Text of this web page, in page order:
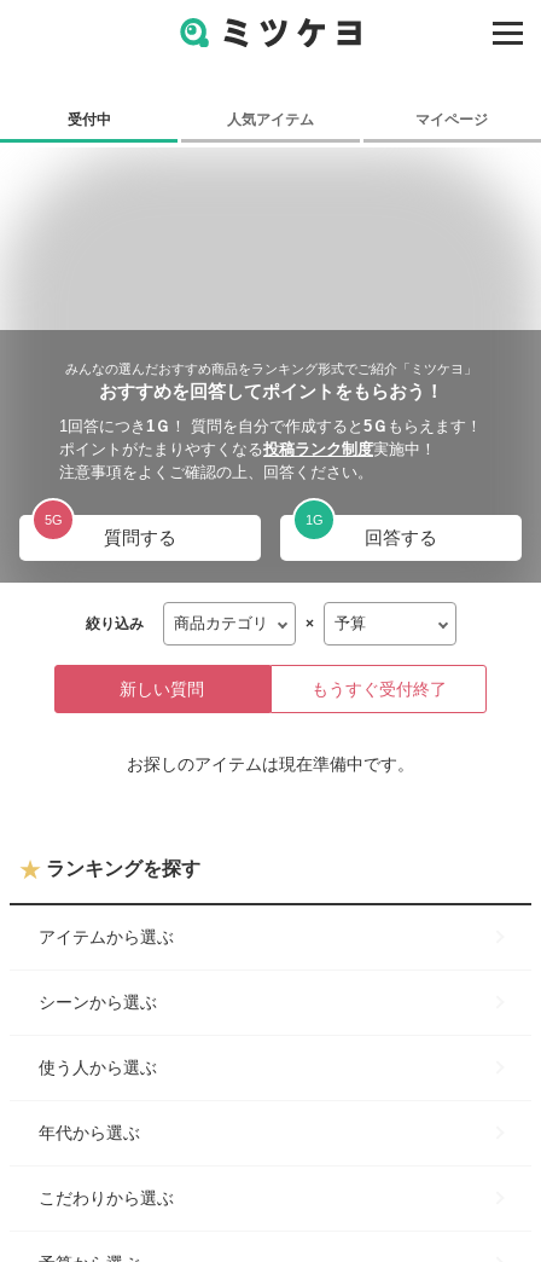
受付中 人気アイテム マイページ
みんなの選んだおすすめ商品をランキング形式でご紹介「 ミツケヨ 」
おすすめを回答してポイントをもらおう！
1回答につき 1 Ｇ ！ 質問を自分で作成すると 5 Ｇ もらえます！
ポイントがたまりやすくなる投稿ランク制度実施中！
注意事項をよくご確認の上、回答ください。
5G
質問する
1G
回答する
絞り込み ×
新しい質問 もうすぐ受付終了
お探しのアイテムは現在準備中です。
ランキングを探す
アイテムから選ぶ
シーンから選ぶ
使う人から選ぶ
年代から選ぶ
こだわりから選ぶ